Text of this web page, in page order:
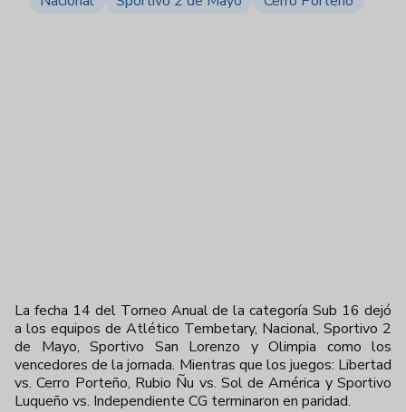
La fecha 14 del Torneo Anual de la categoría Sub 16 dejó
a los equipos de Atlético Tembetary, Nacional, Sportivo 2
de Mayo, Sportivo San Lorenzo y Olimpia como los
vencedores de la jornada. Mientras que los juegos: Libertad
vs. Cerro Porteño, Rubio Ñu vs. Sol de América y Sportivo
Luqueño vs. Independiente CG terminaron en paridad.